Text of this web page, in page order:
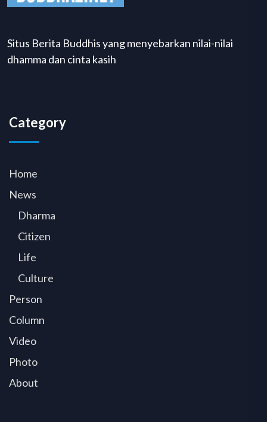
Situs Berita Buddhis yang menyebarkan nilai-nilai
dhamma dan cinta kasih
Category
Home
News
Dharma
Citizen
Life
Culture
Person
Column
Video
Photo
About